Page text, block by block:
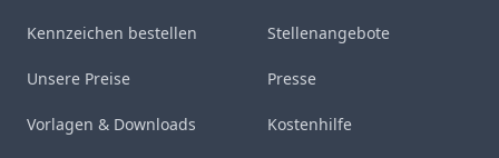
Kennzeichen bestellen
Unsere Preise
Vorlagen & Downloads
Stellenangebote
Presse
Kostenhilfe